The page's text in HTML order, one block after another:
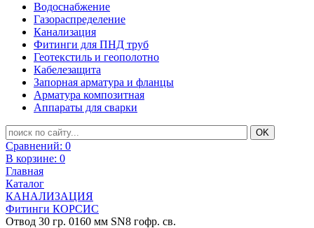
Водоснабжение
Газораспределение
Канализация
Фитинги для ПНД труб
Геотекстиль и геополотно
Кабелезащита
Запорная арматура и фланцы
Арматура композитная
Аппараты для сварки
Сравнений: 0
В корзине: 0
Главная
Каталог
КАНАЛИЗАЦИЯ
Фитинги КОРСИС
Отвод 30 гр. 0160 мм SN8 гофр. св.